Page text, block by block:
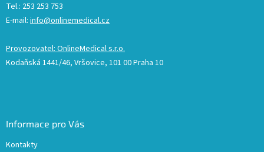
Tel.: 253 253 753
E-mail: info@onlinemedical.cz
Provozovatel: OnlineMedical s.r.o.
Kodaňská 1441/46, Vršovice, 101 00 Praha 10
Informace pro Vás
Kontakty